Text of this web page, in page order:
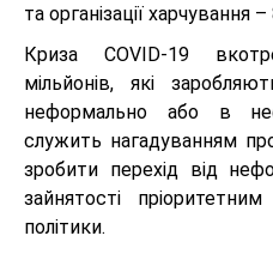
та організації харчування
Криза COVID-19
мільйонів, які
неформально або в
служить нагадуванням
зробити перехід від
зайнятості
політики.